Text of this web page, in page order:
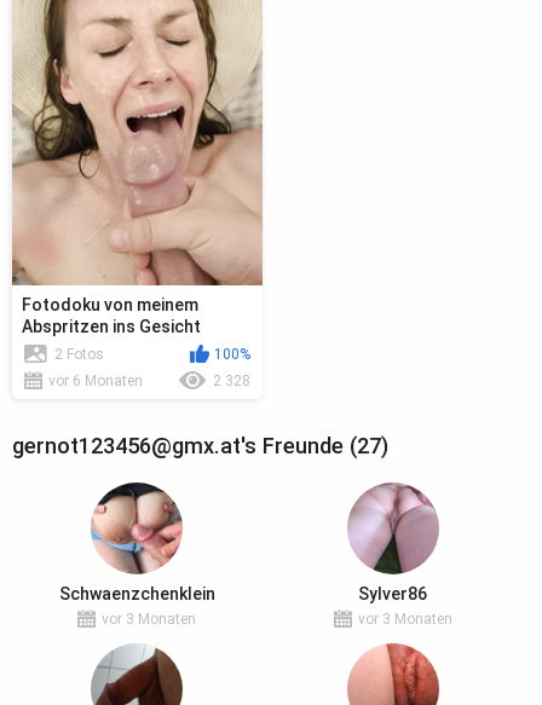
Fotodoku von meinem
Abspritzen ins Gesicht
meiner Freundin
2 Fotos
100%
vor 6 Monaten
2 328
gernot123456@gmx.at's Freunde (27)
Schwaenzchenklein
vor 3 Monaten
Sylver86
vor 3 Monaten